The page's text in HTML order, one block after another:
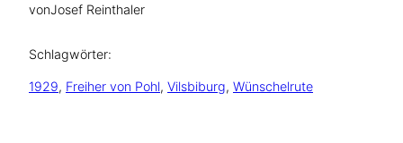
vonJosef Reinthaler
Schlagwörter:
1929, Freiher von Pohl, Vilsbiburg, Wünschelrute